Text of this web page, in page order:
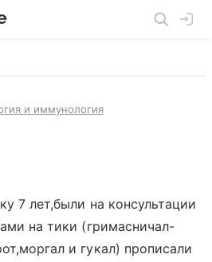
и иммунология
7 лет,были на консультации
на тики (гримасничал-
и гукал) прописали